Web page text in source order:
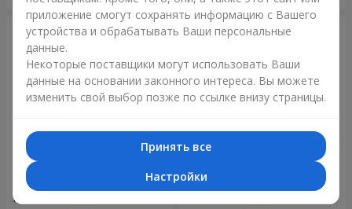
Букет "Королева
Карибского моря"
Цветы в коробке
приложение смогут сохранять информацию с Вашего
устройства и обрабатывать Ваши персональные
данные.
Некоторые поставщики могут использовать Ваши
данные на основании законного интереса. Вы можете
изменить свой выбор позже по ссылке внизу страницы.
Принять все
Настройки